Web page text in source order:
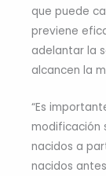
que puede
previene
adelantar la
alcancen la
“Es
modificación
nacidos a
nacidos